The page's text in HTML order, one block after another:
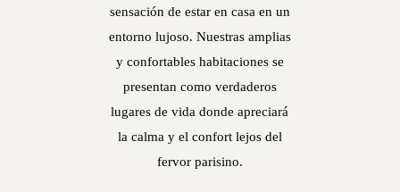
sensación de estar en casa en un
entorno lujoso. Nuestras amplias
y confortables habitaciones se
presentan como verdaderos
lugares de vida donde apreciará
la calma y el confort lejos del
fervor parisino.